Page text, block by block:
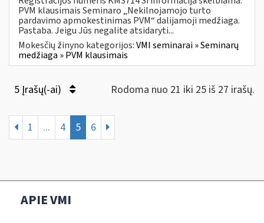
PVM klausimais Seminaro „Nekilnojamojo turto
pardavimo apmokestinimas PVM“ dalijamoji medžiaga.
Pastaba. Jeigu Jūs negalite atsidaryti...
Mokesčių žinyno kategorijos:VMI seminarai » Seminarų
medžiaga » PVM klausimais
5 Įrašų(-ai) Rodoma nuo 21 iki 25 iš 27 irašų.
1 ... 4 5 6
APIE VMI